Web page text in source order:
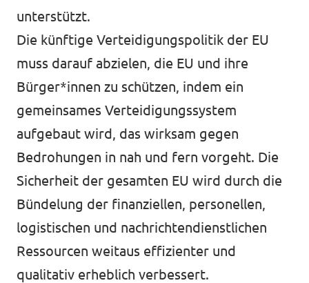
unterstützt.
Die künftige Verteidigungspolitik der EU
muss darauf abzielen, die EU und ihre
Bürger*innen zu schützen, indem ein
gemeinsames Verteidigungssystem
aufgebaut wird, das wirksam gegen
Bedrohungen in nah und fern vorgeht. Die
Sicherheit der gesamten EU wird durch die
Bündelung der finanziellen, personellen,
logistischen und nachrichtendienstlichen
Ressourcen weitaus effizienter und
qualitativ erheblich verbessert.